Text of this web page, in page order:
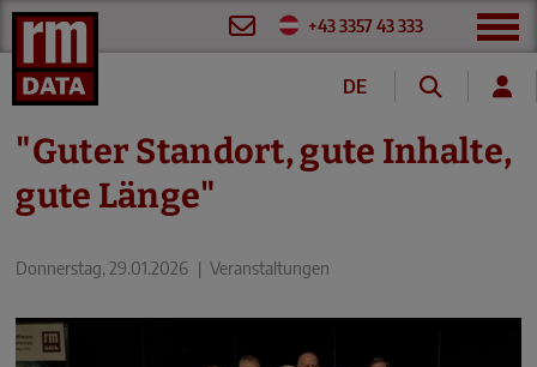
+43 3357 43 333
DE
"Guter Standort, gute Inhalte,
gute Länge"
Donnerstag, 29.01.2026 | Veranstaltungen